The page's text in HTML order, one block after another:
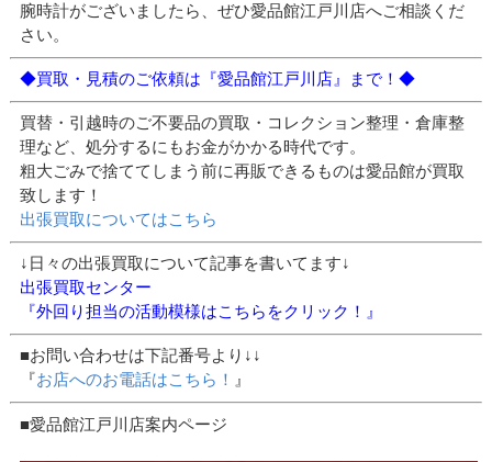
腕時計がございましたら、ぜひ愛品館江戸川店へご相談くだ
さい。
◆買取・見積のご依頼は『愛品館江戸川店』まで！◆
買替・引越時のご不要品の買取・コレクション整理・倉庫整
理など、処分するにもお金がかかる時代です。
粗大ごみで捨ててしまう前に再販できるものは愛品館が買取
致します！
出張買取についてはこちら
↓日々の出張買取について記事を書いてます↓
出張買取センター
『外回り担当の活動模様はこちらをクリック！』
■お問い合わせは下記番号より↓↓
『お店へのお電話はこちら！ 』
■愛品館江戸川店案内ページ